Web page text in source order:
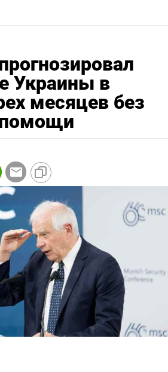
Украины в
месяцев без